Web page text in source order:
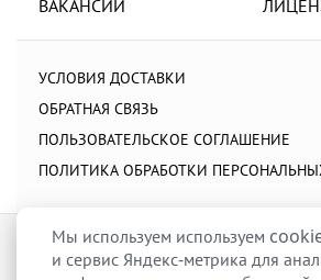
ВАКАНСИИ
УСЛОВИЯ ДОСТАВКИ
ОБРАТНАЯ СВЯЗЬ
ПОЛЬЗОВАТЕЛЬСКОЕ СОГЛАШЕНИЕ
ПОЛИТИКА ОБРАБОТКИ
Мы используем используем
и сервис Яндекс-метрика для